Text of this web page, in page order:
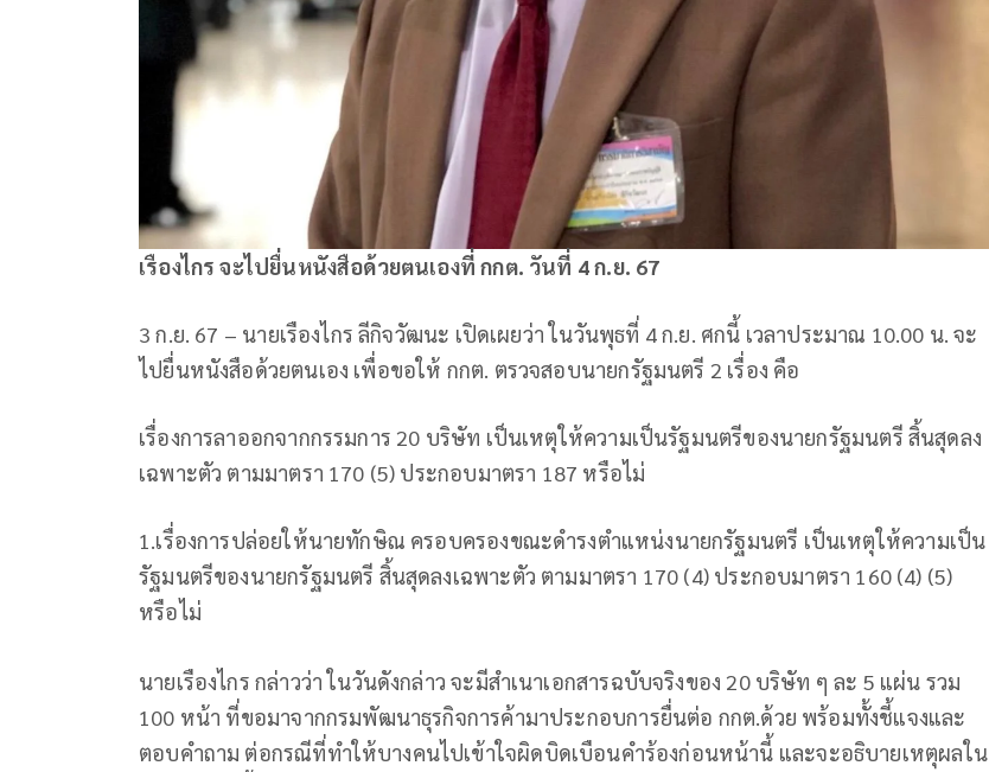
เรืองไกร จะไปยื่นหนังสือด้วยตนเองที่ กกต. วันที่ 4 ก.ย. 67
3 ก.ย. 67 – นายเรืองไกร ลีกิจวัฒนะ เปิดเผยว่า ในวันพุธที่ 4 ก.ย. ศกนี้ เวลาประมาณ 10.00 น. จะ
ไปยื่นหนังสือด้วยตนเอง เพื่อขอให้ กกต. ตรวจสอบนายกรัฐมนตรี 2 เรื่อง คือ
เรื่องการลาออกจากกรรมการ 20 บริษัท เป็นเหตุให้ความเป็นรัฐมนตรีของนายกรัฐมนตรี สิ้นสุดลง
เฉพาะตัว ตามมาตรา 170 (5) ประกอบมาตรา 187 หรือไม่
1.เรื่องการปล่อยให้นายทักษิณ ครอบครองขณะดำรงตำแหน่งนายกรัฐมนตรี เป็นเหตุให้ความเป็น
รัฐมนตรีของนายกรัฐมนตรี สิ้นสุดลงเฉพาะตัว ตามมาตรา 170 (4) ประกอบมาตรา 160 (4) (5)
หรือไม่
นายเรืองไกร กล่าวว่า ในวันดังกล่าว จะมีสำเนาเอกสารฉบับจริงของ 20 บริษัท ๆ ละ 5 แผ่น รวม
100 หน้า ที่ขอมาจากกรมพัฒนาธุรกิจการค้ามาประกอบการยื่นต่อ กกต.ด้วย พร้อมทั้งชี้แจงและ
ตอบคำถาม ต่อกรณีที่ทำให้บางคนไปเข้าใจผิดบิดเบือนคำร้องก่อนหน้านี้ และจะอธิบายเหตุผลใน